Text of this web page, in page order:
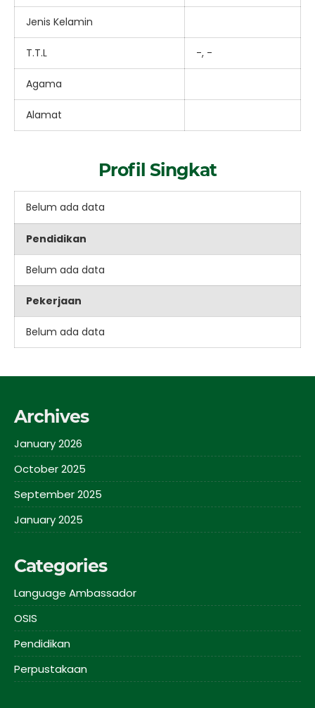
Jenis Kelamin
T.T.L -, -
Agama
Alamat
Profil Singkat
Belum ada data
Pendidikan
Belum ada data
Pekerjaan
Belum ada data
Archives
January 2026
October 2025
September 2025
January 2025
Categories
Language Ambassador
OSIS
Pendidikan
Perpustakaan